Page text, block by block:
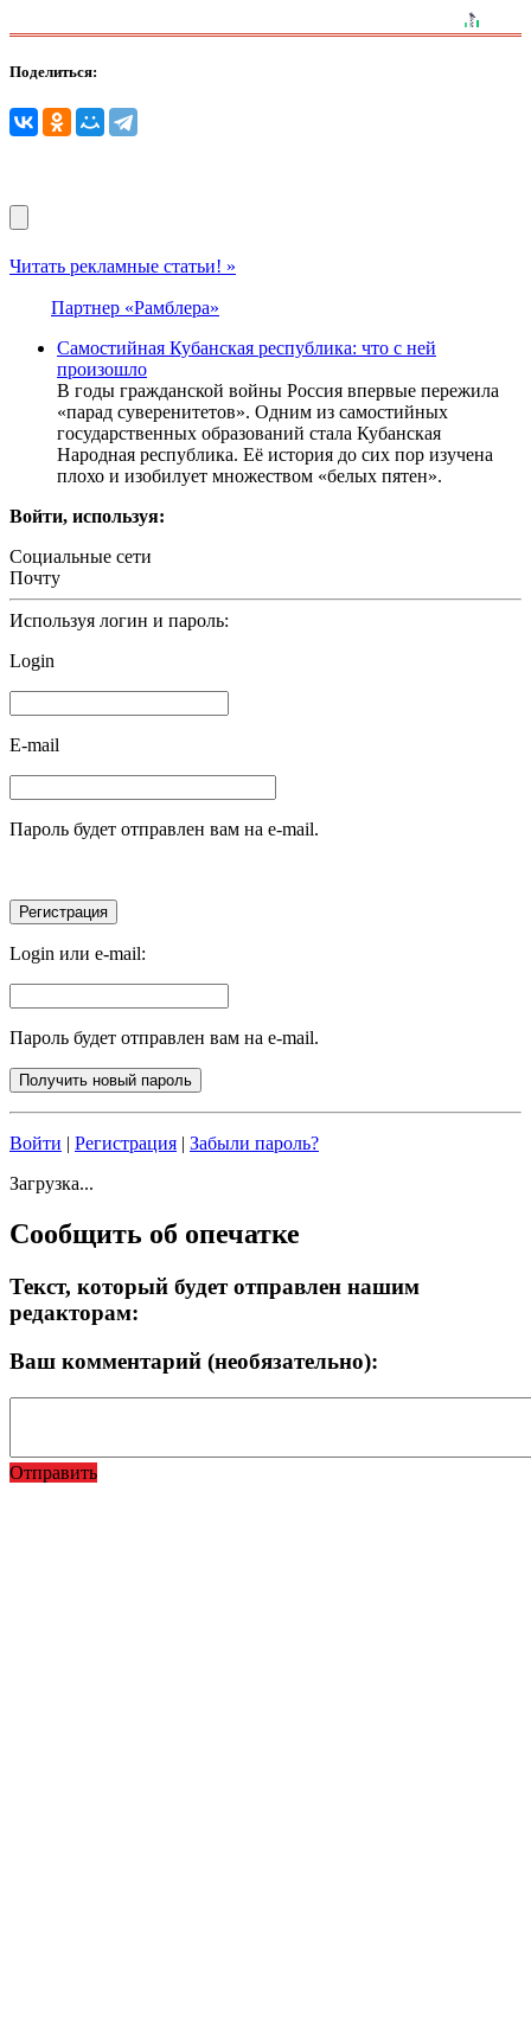
Поделиться:
Читать рекламные статьи! »
Партнер «Рамблера»
Самостийная Кубанская республика: что с ней
произошло
В годы гражданской войны Россия впервые пережила
«парад суверенитетов». Одним из самостийных
государственных образований стала Кубанская
Народная республика. Её история до сих пор изучена
плохо и изобилует множеством «белых пятен».
Войти, используя:
Социальные сети
Почту
Используя логин и пароль:
Login
E-mail
Пароль будет отправлен вам на e-mail.
Login или e-mail:
Пароль будет отправлен вам на e-mail.
Войти Регистрация
Забыли пароль?
Загрузка...
Сообщить об опечатке
Текст, который будет отправлен нашим
редакторам:
Ваш комментарий (необязательно):
Отправить